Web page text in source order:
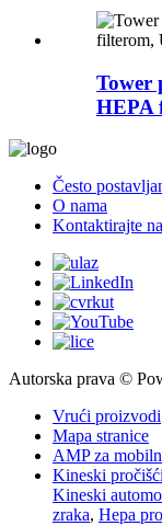
Tower
HEPA
Često
O nama
Kontaktirajte
Autorska prava ©
Vrući proizvodi
Mapa stranice
AMP za
Kineski
Kineski
zraka, Hepa